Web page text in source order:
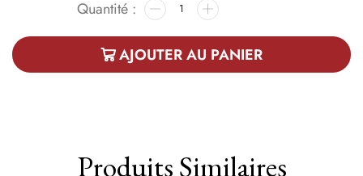
AJOUTER AU PANIER
Produits Similaires